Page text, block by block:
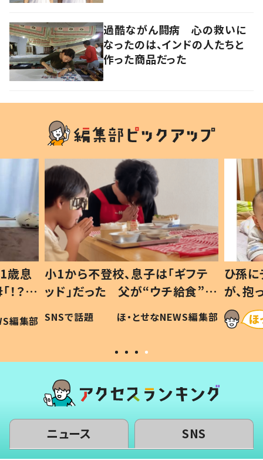
過酷ながん闘病 心の救いに
なったのは、インドの人たちと
作った商品だった
歳息
？」
編集部
小1から不登校、息子は「ギフテ
ッド」だった 父が“ウチ給食”を
作り続ける理由とは #令和の親
#令和の子
SNSで話題 ほ・とせなNEWS編集部
ひ孫
が、
「涙が
い」
ニュース SNS